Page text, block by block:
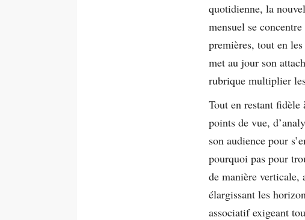
quotidienne, la
mensuel se
premières, tout en
met au jour son
rubrique multiplier
Tout en restant fidèle
points de vue,
son audience pour
pourquoi pas pour
de manière verticale,
élargissant les
associatif exigeant